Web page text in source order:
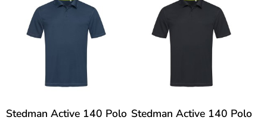
Stedman Active 140 Polo Stedman Active 140 Polo